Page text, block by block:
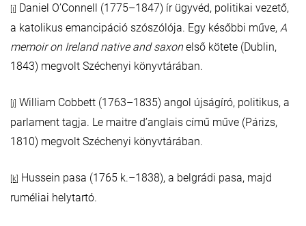
[i] Daniel O’Connell (1775–1847) ír ügyvéd, politikai vezető,
a katolikus emancipáció szószólója. Egy későbbi műve, A
memoir on Ireland native and saxonelső kötete (Dublin,
1843) megvolt Széchenyi könyvtárában.
[j] William Cobbett (1763–1835) angol újságíró, politikus, a
parlament tagja. Le maitre d’anglais című műve (Párizs,
1810) megvolt Széchenyi könyvtárában.
[k] Hussein pasa (1765 k.–1838), a belgrádi pasa, majd
ruméliai helytartó.